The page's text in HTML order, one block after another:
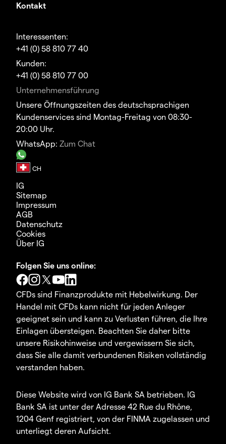
Kontakt
Interessenten:
+41 (0) 58 810 77 40
Kunden:
+41 (0) 58 810 77 00
Unternehmensführung
Unsere Öffnungszeiten des deutschsprachigen
Kundenservices sind Montag-Freitag von 08:30-
20:00 Uhr.
WhatsApp: Zum Chat
IG
Sitemap
Impressum
AGB
Datenschutz
Cookies
Über IG
Folgen Sie uns online:
CFDs sind Finanzprodukte mit Hebelwirkung. Der
Handel mit CFDs kann nicht für jeden Anleger
geeignet sein und kann zu Verlusten führen, die Ihre
Einlagen übersteigen. Beachten Sie daher bitte
unsere Risikohinweise und vergewissern Sie sich,
dass Sie alle damit verbundenen Risiken vollständig
verstanden haben.
Diese Website wird von IG Bank SA betrieben. IG
Bank SA ist unter der Adresse 42 Rue du Rhône,
1204 Genf registriert, von der FINMA zugelassen und
unterliegt deren Aufsicht.